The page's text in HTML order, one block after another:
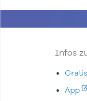
Infos
App